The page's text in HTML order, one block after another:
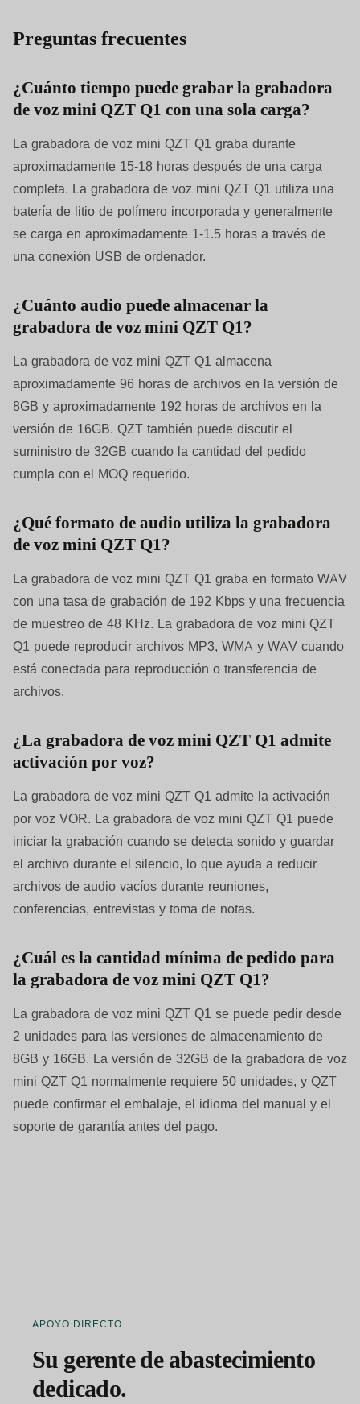
Preguntas frecuentes
¿Cuánto tiempo puede grabar la grabadora
de voz mini QZT Q1 con una sola carga?
La grabadora de voz mini QZT Q1 graba durante
aproximadamente 15-18 horas después de una carga
completa. La grabadora de voz mini QZT Q1 utiliza una
batería de litio de polímero incorporada y generalmente
se carga en aproximadamente 1-1.5 horas a través de
una conexión USB de ordenador.
¿Cuánto audio puede almacenar la
grabadora de voz mini QZT Q1?
La grabadora de voz mini QZT Q1 almacena
aproximadamente 96 horas de archivos en la versión de
8GB y aproximadamente 192 horas de archivos en la
versión de 16GB. QZT también puede discutir el
suministro de 32GB cuando la cantidad del pedido
cumpla con el MOQ requerido.
¿Qué formato de audio utiliza la grabadora
de voz mini QZT Q1?
La grabadora de voz mini QZT Q1 graba en formato WAV
con una tasa de grabación de 192 Kbps y una frecuencia
de muestreo de 48 KHz. La grabadora de voz mini QZT
Q1 puede reproducir archivos MP3, WMA y WAV cuando
está conectada para reproducción o transferencia de
archivos.
¿La grabadora de voz mini QZT Q1 admite
activación por voz?
La grabadora de voz mini QZT Q1 admite la activación
por voz VOR. La grabadora de voz mini QZT Q1 puede
iniciar la grabación cuando se detecta sonido y guardar
el archivo durante el silencio, lo que ayuda a reducir
archivos de audio vacíos durante reuniones,
conferencias, entrevistas y toma de notas.
¿Cuál es la cantidad mínima de pedido para
la grabadora de voz mini QZT Q1?
La grabadora de voz mini QZT Q1 se puede pedir desde
2 unidades para las versiones de almacenamiento de
8GB y 16GB. La versión de 32GB de la grabadora de voz
mini QZT Q1 normalmente requiere 50 unidades, y QZT
puede confirmar el embalaje, el idioma del manual y el
soporte de garantía antes del pago.
APOYO DIRECTO
Su gerente de abastecimiento
dedicado.